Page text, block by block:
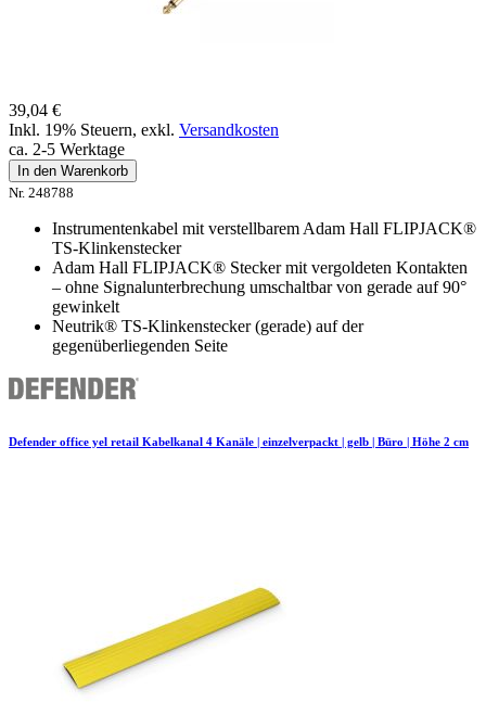
39,04 €
Inkl. 19% Steuern, exkl. Versandkosten
ca. 2-5 Werktage
In den Warenkorb
Nr. 248788
Instrumentenkabel mit verstellbarem Adam Hall FLIPJACK®
TS-Klinkenstecker
Adam Hall FLIPJACK® Stecker mit vergoldeten Kontakten
– ohne Signalunterbrechung umschaltbar von gerade auf 90°
gewinkelt
Neutrik® TS-Klinkenstecker (gerade) auf der
gegenüberliegenden Seite
Defender office yel retail Kabelkanal 4 Kanäle | einzelverpackt | gelb | Büro | Höhe 2 cm